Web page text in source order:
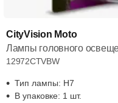
CityVision Moto
Лампы головного
12972CTVBW
Тип лампы: H7
В упаковке: 1 шт.